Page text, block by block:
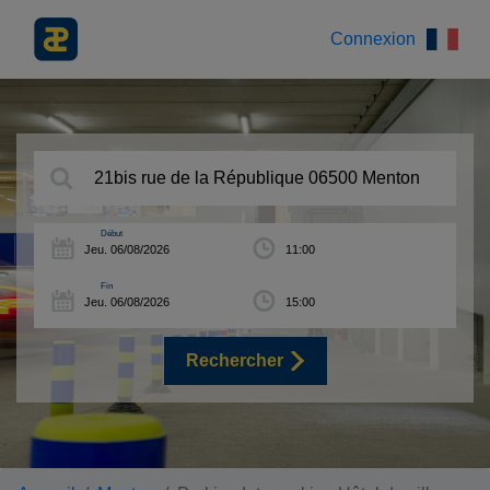
Connexion
Début
Fin
Rechercher